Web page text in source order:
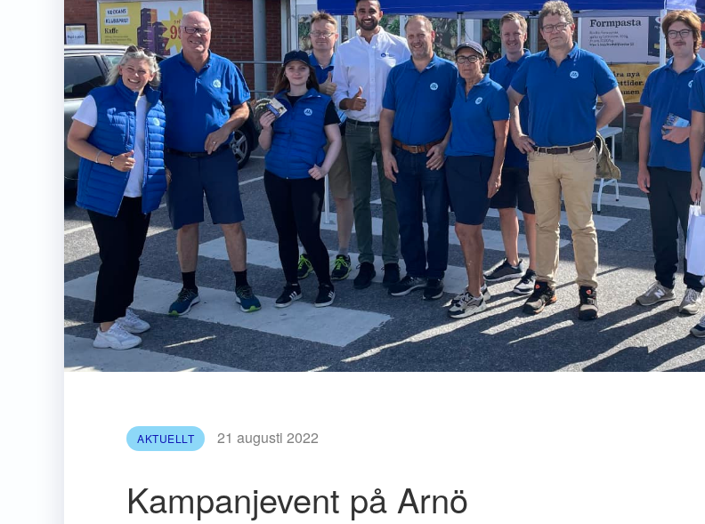
AKTUELLT 21 augusti 2022
Kampanjevent på Arnö